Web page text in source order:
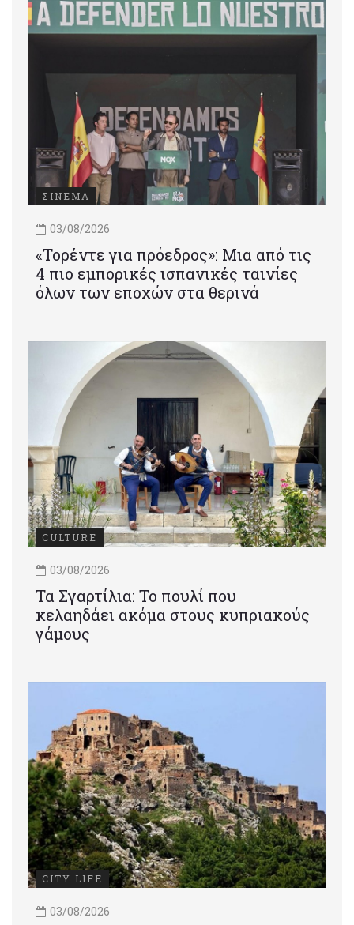
ΣΙΝΕΜΑ
03/08/2026
«Τορέντε για πρόεδρος»: Mια από τις
4 πιο εμπορικές ισπανικές ταινίες
όλων των εποχών στα θερινά
CULTURE
03/08/2026
Τα Σγαρτίλια: Το πουλί που
κελαηδάει ακόμα στους κυπριακούς
γάμους
CITY LIFE
03/08/2026